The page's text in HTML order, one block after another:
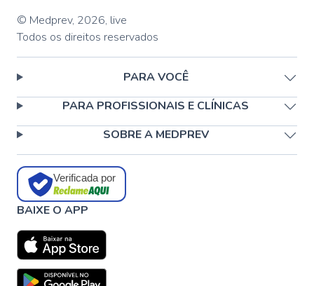
© Medprev, 2026, live
Todos os direitos reservados
PARA VOCÊ
PARA PROFISSIONAIS E CLÍNICAS
SOBRE A MEDPREV
Verificada por
BAIXE O APP